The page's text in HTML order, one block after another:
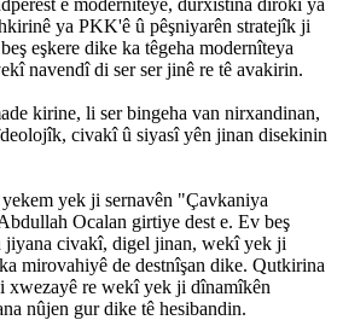
ya PKK'ê û pêşniyarên stratejîk ji
eşkere dike ka têgeha modernîteya
navendî di ser ser jinê re tê avakirin.
kirine, li ser bingeha van nirxandinan,
civakî û siyasî yên jinan disekinin
yek ji sernavên "Çavkaniya
Ocalan girtiye dest e. Ev beş
jiyana civakî, digel jinan, wekî yek ji
mirovahiyê de destnîşan dike. Qutkirina
xwezayê re wekî yek ji dînamîkên
nûjen gur dike tê hesibandin.